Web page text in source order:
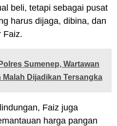
beli, tetapi sebagai pusat
harus dijaga, dibina, dan
Faiz.
Sumenep, Wartawan
Dijadikan Tersangka
Faiz juga
harga pangan